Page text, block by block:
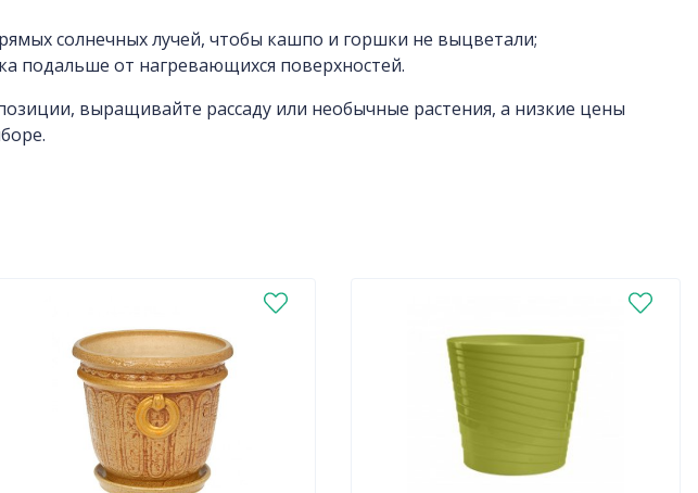
солнечных лучей, чтобы кашпо и горшки не выцветали;
подальше от нагревающихся поверхностей.
выращивайте рассаду или необычные растения, а низкие цены